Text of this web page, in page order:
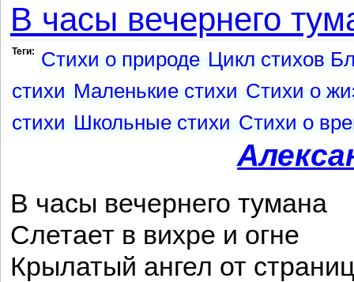
В часы вечернего
Теги: Стихи о природе Цикл стихов
стихи Маленькие стихи Стихи о
стихи Школьные стихи Стихи о
В часы вечернего тумана
Слетает в вихре и огне
Крылатый ангел от